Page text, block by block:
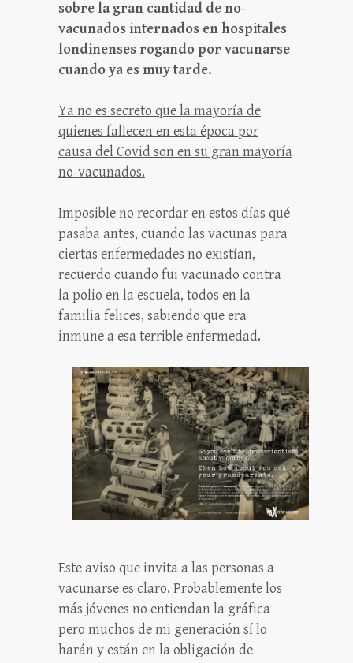
sobre la gran cantidad de no-
vacunados internados en hospitales
londinenses rogando por vacunarse
cuando ya es muy tarde.
Ya no es secreto que la mayoría de
quienes fallecen en esta época por
causa del Covid son en su gran mayoría
no-vacunados.
Imposible no recordar en estos días qué
pasaba antes, cuando las vacunas para
ciertas enfermedades no existían,
recuerdo cuando fui vacunado contra
la polio en la escuela, todos en la
familia felices, sabiendo que era
inmune a esa terrible enfermedad.
Este aviso que invita a las personas a
vacunarse es claro. Probablemente los
más jóvenes no entiendan la gráfica
pero muchos de mi generación sí lo
harán y están en la obligación de